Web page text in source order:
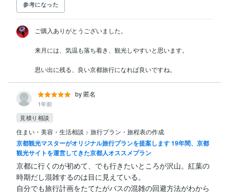
参考になった
ご購入ありがとうございました。
来月には、気温も落ち着き、観光しやすいと思います。
思い出に残る、良い京都旅行になれば良いですね。
by 匿名
1年前
見積り相談
住まい・美容・生活相談 > 旅行プラン・旅程表の作成
京都観光マスターがオリジナル旅行プランを提案します 19年間、京都
観光サイトを運営してきた京都人オススメプラン
京都に行くのが初めて、でも行きたいところが沢山。紅葉の
時期だし混雑するのは目に見えている。
自分でも旅行計画をたてたがバスの混雑の回避方法がわから